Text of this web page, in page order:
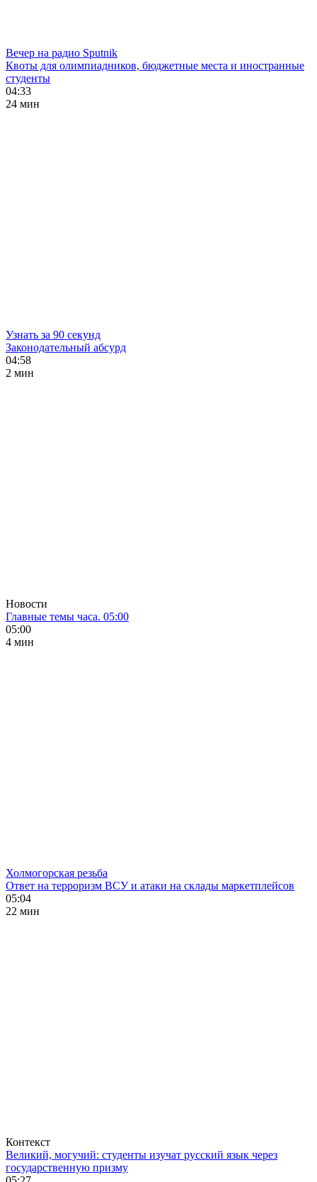
Вечер на радио Sputnik
Квоты для олимпиадников, бюджетные места и иностранные
студенты
04:33
24 мин
Узнать за 90 секунд
Законодательный абсурд
04:58
2 мин
Новости
Главные темы часа. 05:00
05:00
4 мин
Холмогорская резьба
Ответ на терроризм ВСУ и атаки на склады маркетплейсов
05:04
22 мин
Контекст
Великий, могучий: студенты изучат русский язык через
государственную призму